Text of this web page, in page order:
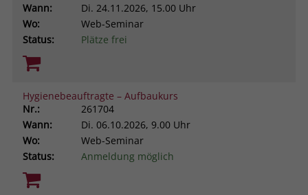
Wann:
Di. 24.11.2026, 15.00 Uhr
Wo:
Web-Seminar
Status:
Plätze frei
Hygienebeauftragte – Aufbaukurs
Nr.:
261704
Wann:
Di. 06.10.2026, 9.00 Uhr
Wo:
Web-Seminar
Status:
Anmeldung möglich